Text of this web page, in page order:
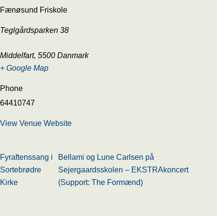
Fænøsund Friskole
Teglgårdsparken 38
Middelfart, 5500 Danmark
+ Google Map
Phone
64410747
View Venue Website
Fyraftenssang i
Sortebrødre
Kirke
Bellami og Lune Carlsen på
Sejergaardsskolen – EKSTRAkoncert
(Support: The Formænd)